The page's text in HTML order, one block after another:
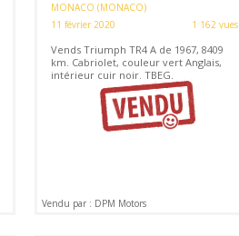
MONACO (MONACO)
11 février 2020
1 162 vues
Vends Triumph TR4 A de 1967, 8409
km. Cabriolet, couleur vert Anglais,
intérieur cuir noir. TBEG.
Vendu par : DPM Motors